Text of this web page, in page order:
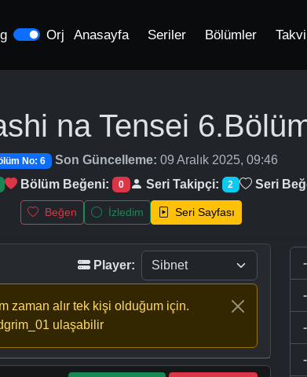
Orj Anasayfa Seriler Bölümler
na Tensei
No: 6 Son Güncelleme: 09 Aralık 2025, 09:46
Bölüm Beğeni: 0 Seri Takipçi: 2 Seri
Beğen İzledim Seri Sayfası
Player:
zaman alır tek kişi olduğum için.
ulaşabilir